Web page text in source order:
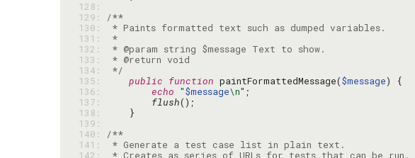
128:
129:
130:
131:
132:
133:
134:
*/
135:
public function paintFormattedMessage($message
136:
echo "$message\n"
137:
flush
138:
139:
140:
141:
142: